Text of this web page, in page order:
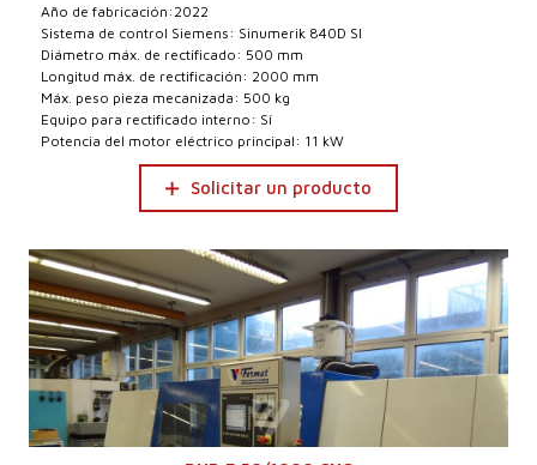
Año de fabricación:2022
Sistema de control Siemens: Sinumerik 840D Sl
Diámetro máx. de rectificado: 500 mm
Longitud máx. de rectificación: 2000 mm
Máx. peso pieza mecanizada: 500 kg
Equipo para rectificado interno: Sí
Potencia del motor eléctrico principal: 11 kW
Solicitar un producto